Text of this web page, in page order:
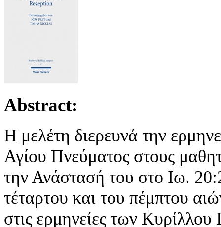
Abstract:
Η μελέτη διερευνά την
Αγίου Πνεύματος στους
την Ανάστασή του στο Ιω.
τέταρτου και του πέμπτου
στις ερμηνείες των